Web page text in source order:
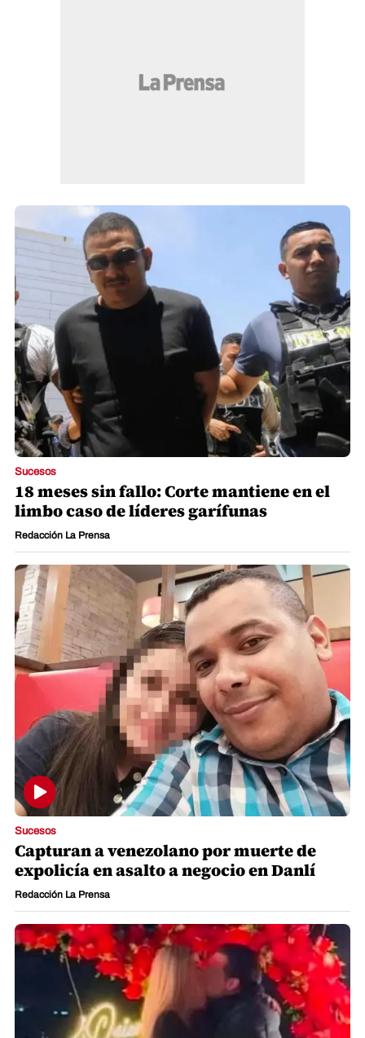
Sucesos
18 meses sin fallo: Corte mantiene en el
limbo caso de líderes garífunas
Redacción La Prensa
Sucesos
Capturan a venezolano por muerte de
expolicía en asalto a negocio en Danlí
Redacción La Prensa